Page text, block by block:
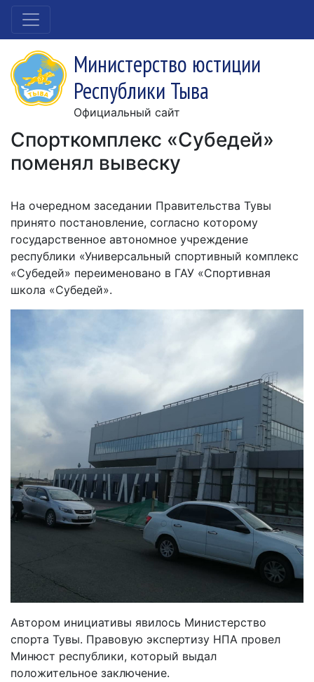
Министерство юстиции
Республики Тыва
Официальный сайт
Спорткомплекс «Субедей»
поменял вывеску
На очередном заседании Правительства Тувы
принято постановление, согласно которому
государственное автономное учреждение
республики «Универсальный спортивный комплекс
«Субедей» переименовано в ГАУ «Спортивная
школа «Субедей».
Автором инициативы явилось Министерство
спорта Тувы. Правовую экспертизу НПА провел
Минюст республики, который выдал
положительное заключение.